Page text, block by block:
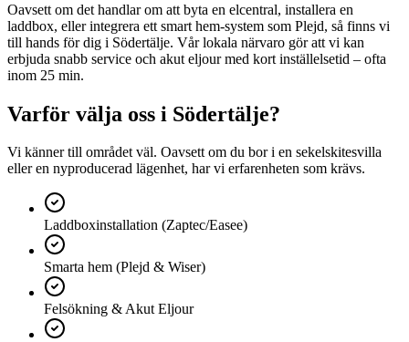
Oavsett om det handlar om att byta en elcentral, installera en
laddbox, eller integrera ett smart hem-system som Plejd, så finns vi
till hands för dig i Södertälje. Vår lokala närvaro gör att vi kan
erbjuda snabb service och akut eljour med kort inställelsetid – ofta
inom 25 min.
Varför välja oss i Södertälje?
Vi känner till området väl. Oavsett om du bor i en sekelskitesvilla
eller en nyproducerad lägenhet, har vi erfarenheten som krävs.
Laddboxinstallation (Zaptec/Easee)
Smarta hem (Plejd & Wiser)
Felsökning & Akut Eljour